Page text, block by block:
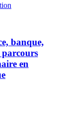
banque,
parcours
en